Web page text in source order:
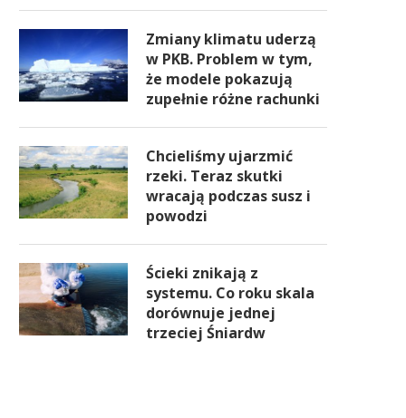
Zmiany klimatu uderzą
w PKB. Problem w tym,
że modele pokazują
zupełnie różne rachunki
Chcieliśmy ujarzmić
rzeki. Teraz skutki
wracają podczas susz i
powodzi
Ścieki znikają z
systemu. Co roku skala
dorównuje jednej
trzeciej Śniardw